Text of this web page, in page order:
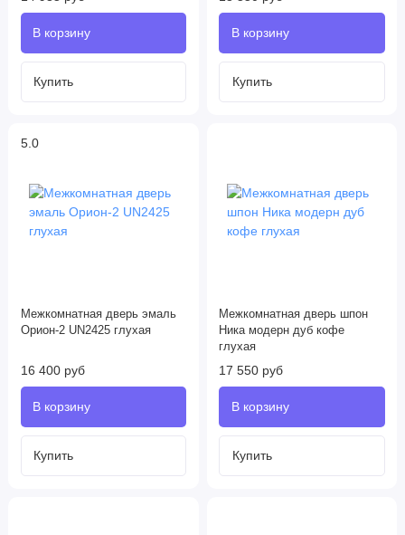
5.0
Межкомнатная дверь эмаль
Орион-2 UN2425 глухая
16 400 руб
Межкомнатная дверь шпон
Ника модерн дуб кофе
глухая
17 550 руб